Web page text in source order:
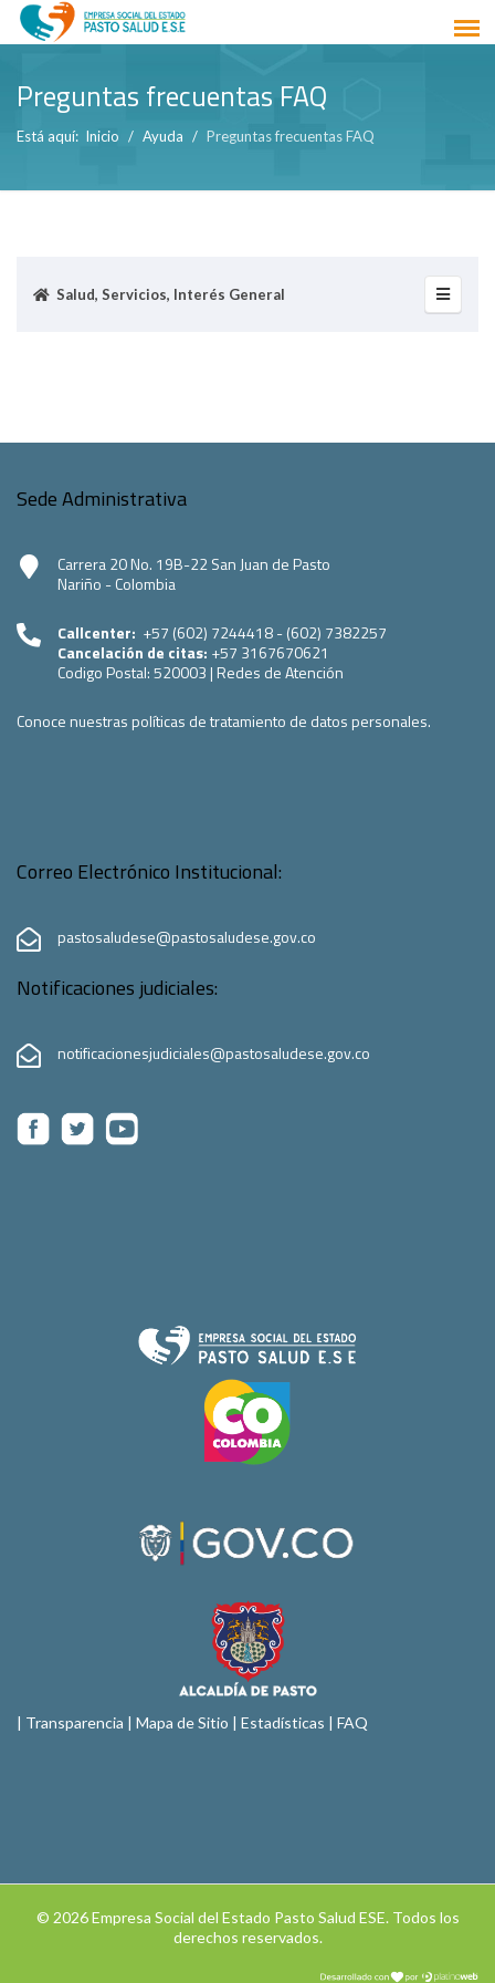
Preguntas frecuentas FAQ
Está aquí: Inicio Ayuda Preguntas frecuentas FAQ
Salud, Servicios, Interés General
Sede Administrativa
Carrera 20 No. 19B-22 San Juan de Pasto
Nariño - Colombia
Callcenter: +57 (602) 7244418 - (602) 7382257
Cancelación de citas: +57 3167670621
Codigo Postal:520003 | Redes de Atención
Conoce nuestras políticas de tratamiento de datos personales.
Correo Electrónico Institucional:
pastosaludese@pastosaludese.gov.co
Notificaciones judiciales:
notificacionesjudiciales@pastosaludese.gov.co
| Transparencia | Mapa de Sitio | Estadísticas | FAQ
© 2026 Empresa Social del Estado Pasto Salud ESE. Todos los
derechos reservados.